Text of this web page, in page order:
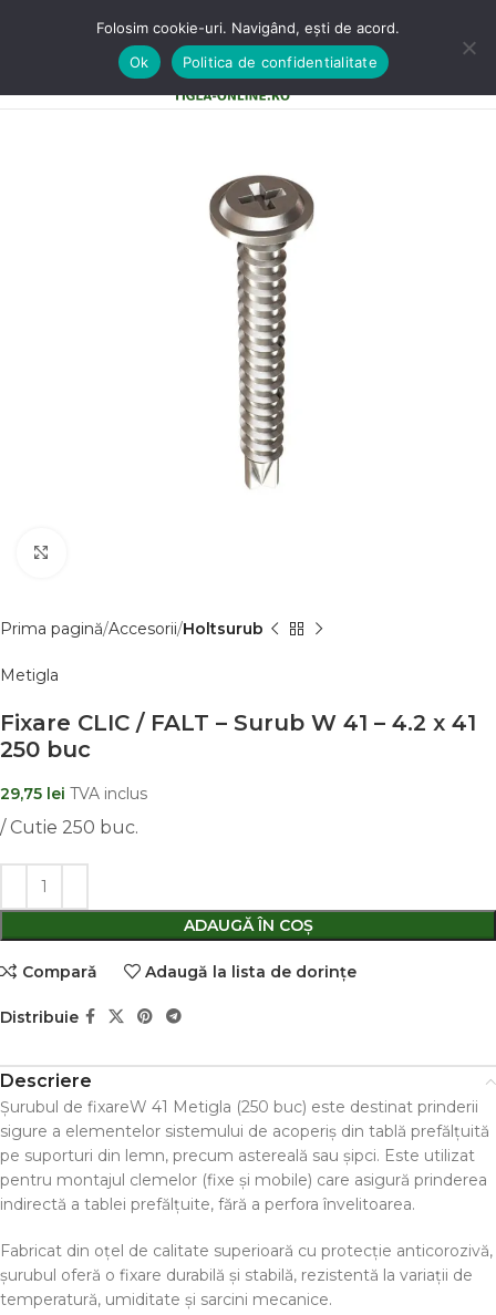
Prima pagină Accesorii Holtsurub
Metigla
Fixare CLIC / FALT – Surub W 41 – 4.2 x 41
250 buc
29,75 lei TVA inclus
/ Cutie 250 buc.
ADAUGĂ ÎN COȘ
Comparǎ Adaugă la lista de dorințe
Distribuie
Descriere
Șurubul de fixareW 41 Metigla (250 buc) este destinat prinderii
sigure a elementelor sistemului de acoperiș din tablă prefălțuită
pe suporturi din lemn, precum astereală sau șipci. Este utilizat
pentru montajul clemelor (fixe și mobile) care asigură prinderea
indirectă a tablei prefălțuite, fără a perfora învelitoarea.
Fabricat din oțel de calitate superioară cu protecție anticorozivă,
șurubul oferă o fixare durabilă și stabilă, rezistentă la variații de
temperatură, umiditate și sarcini mecanice.
Folosim cookie-uri. Navigând, ești de acord.
Ok
Politica de confidentialitate